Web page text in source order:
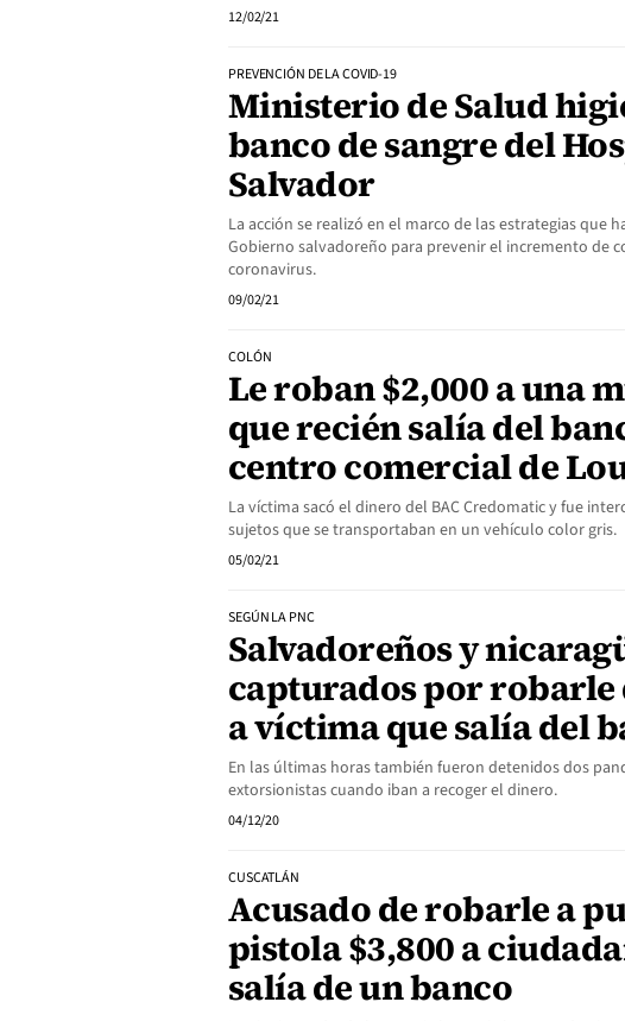
12/02/21
PREVENCIÓN DE LA COVID-19
Ministerio de Salud
banco de sangre del
Salvador
La acción se realizó en el marco de las estrategias que
Gobierno salvadoreño para prevenir el incremento de
coronavirus.
09/02/21
COLÓN
Le roban $2,000 a una
que recién salía del
centro comercial de
La víctima sacó el dinero del BAC Credomatic y fue
sujetos que se transportaban en un vehículo color gris.
05/02/21
SEGÚN LA PNC
Salvadoreños y
capturados por
a víctima que salía del
En las últimas horas también fueron detenidos dos
extorsionistas cuando iban a recoger el dinero.
04/12/20
CUSCATLÁN
Acusado de robarle a
pistola $3,800 a
salía de un banco